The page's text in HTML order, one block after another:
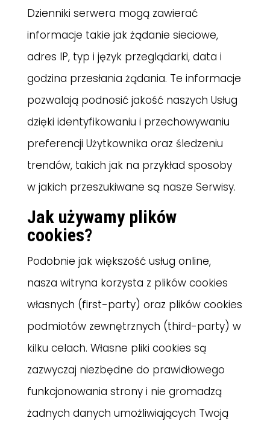
Dzienniki serwera mogą zawierać
informacje takie jak żądanie sieciowe,
adres IP, typ i język przeglądarki, data i
godzina przesłania żądania. Te informacje
pozwalają podnosić jakość naszych Usług
dzięki identyfikowaniu i przechowywaniu
preferencji Użytkownika oraz śledzeniu
trendów, takich jak na przykład sposoby
w jakich przeszukiwane są nasze Serwisy.
Jak używamy plików
cookies?
Podobnie jak większość usług online,
nasza witryna korzysta z plików cookies
własnych (first-party) oraz plików cookies
podmiotów zewnętrznych (third-party) w
kilku celach. Własne pliki cookies są
zazwyczaj niezbędne do prawidłowego
funkcjonowania strony i nie gromadzą
żadnych danych umożliwiających Twoją